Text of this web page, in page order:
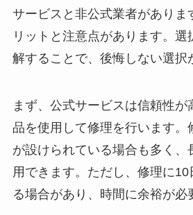
サービスと非公式業者がありま
リットと注意点があります。選
解することで、後悔しない選択
まず、公式サービスは信頼性が
品を使用して修理を行います。
が設けられている場合も多く、
用できます。ただし、修理に
る場合があり、時間に余裕が必